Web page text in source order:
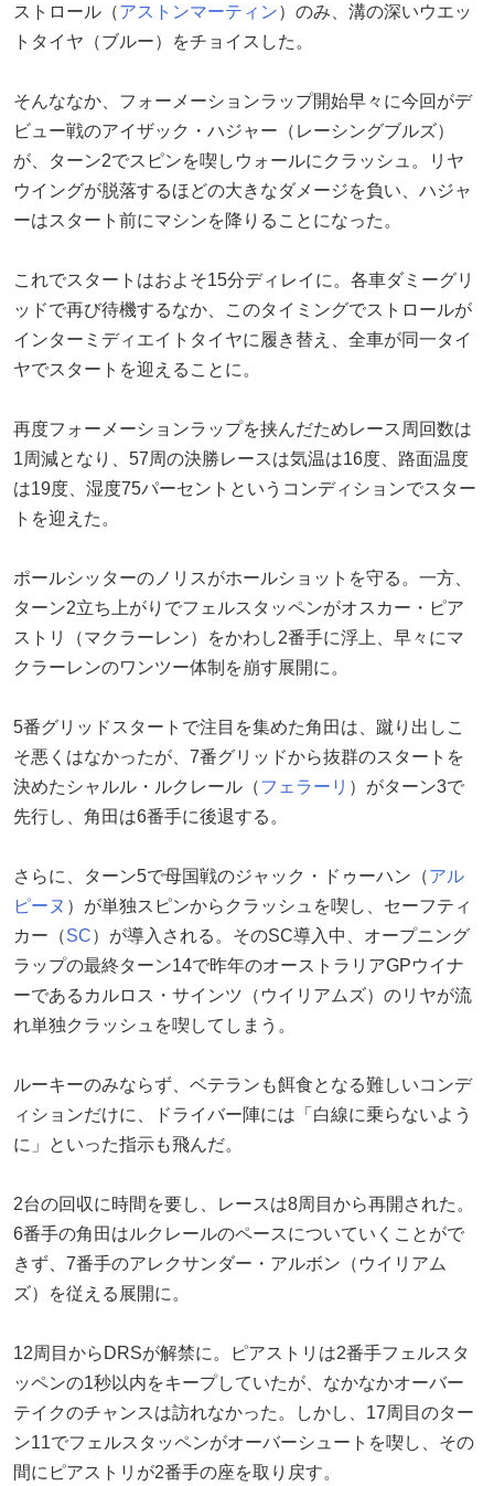
ストロール（アストンマーティン）のみ、溝の深いウエッ
トタイヤ（ブルー）をチョイスした。
そんななか、フォーメーションラップ開始早々に今回がデ
ビュー戦のアイザック・ハジャー（レーシングブルズ）
が、ターン2でスピンを喫しウォールにクラッシュ。リヤ
ウイングが脱落するほどの大きなダメージを負い、ハジャ
ーはスタート前にマシンを降りることになった。
これでスタートはおよそ15分ディレイに。各車ダミーグリ
ッドで再び待機するなか、このタイミングでストロールが
インターミディエイトタイヤに履き替え、全車が同一タイ
ヤでスタートを迎えることに。
再度フォーメーションラップを挟んだためレース周回数は
1周減となり、57周の決勝レースは気温は16度、路面温度
は19度、湿度75パーセントというコンディションでスター
トを迎えた。
ポールシッターのノリスがホールショットを守る。一方、
ターン2立ち上がりでフェルスタッペンがオスカー・ピア
ストリ（マクラーレン）をかわし2番手に浮上、早々にマ
クラーレンのワンツー体制を崩す展開に。
5番グリッドスタートで注目を集めた角田は、蹴り出しこ
そ悪くはなかったが、7番グリッドから抜群のスタートを
決めたシャルル・ルクレール（フェラーリ ）がターン3で
先行し、角田は6番手に後退する。
さらに、ターン5で母国戦のジャック・ドゥーハン（アル
ピーヌ ）が単独スピンからクラッシュを喫し、セーフティ
カー（SC）が導入される。そのSC導入中、オープニング
ラップの最終ターン14で昨年のオーストラリアGPウイナ
ーであるカルロス・サインツ（ウイリアムズ）のリヤが流
れ単独クラッシュを喫してしまう。
ルーキーのみならず、ベテランも餌食となる難しいコンデ
ィションだけに、ドライバー陣には「白線に乗らないよう
に」といった指示も飛んだ。
2台の回収に時間を要し、レースは8周目から再開された。
6番手の角田はルクレールのペースについていくことがで
きず、7番手のアレクサンダー・アルボン（ウイリアム
ズ）を従える展開に。
12周目からDRSが解禁に。ピアストリは2番手フェルスタ
ッペンの1秒以内をキープしていたが、なかなかオーバー
テイクのチャンスは訪れなかった。しかし、17周目のター
ン11でフェルスタッペンがオーバーシュートを喫し、その
間にピアストリが2番手の座を取り戻す。